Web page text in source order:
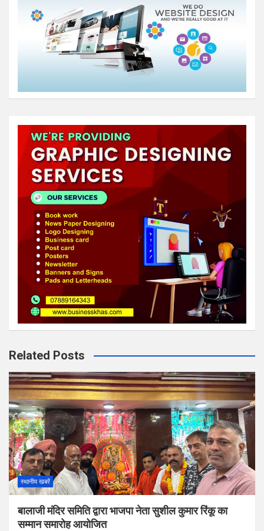
Related Posts
स्थानीय खबरें
बालाजी मंदिर समिति द्वारा भाजपा नेता सुशील कुमार रिंकू का
सम्मान समारोह आयोजित